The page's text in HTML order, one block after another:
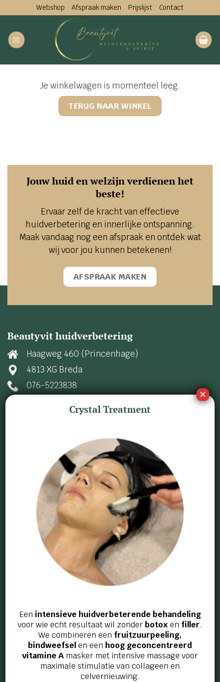
naar
inhoud
Webshop Afspraak maken Prijslijst Contact
Je winkelwagen is momenteel leeg.
TERUG NAAR WINKEL
Jouw huid en welzijn verdienen het
beste!
Ervaar zelf de kracht van effectieve
huidverbetering en innerlijke ontspanning.
Maak vandaag nog een afspraak en ontdek wat
wij voor jou kunnen betekenen!
AFSPRAAK MAKEN
Beautyvit huidverbetering
Haagweg 460 (Princenhage)
4813 XG Breda
076-5223838
KvK nummer: 20115560
Behandelingen
Permanente Make-up
Gezichtsbehandelingen
Lichaamsbehandelingen
Energetische behandelingen
Crystal Treatment
Een intensieve huidverbeterende behandeling
voor wie echt resultaat wil zonderbotox en filler.
We combineren een fruitzuurpeeling,
bindweefselen een hoog geconcentreerd
vitamine A masker met intensive massage voor
maximale stimulatie van collageen en
celvernieuwing.